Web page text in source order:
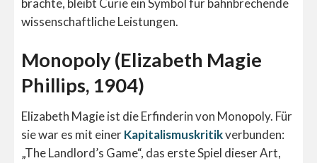
brachte, bleibt Curie ein Symbol für bahnbrechende
wissenschaftliche Leistungen.
Monopoly (Elizabeth Magie
Phillips, 1904)
Elizabeth Magie ist die Erfinderin von Monopoly. Für
sie war es mit einerKapitalismuskritikverbunden:
„The Landlord’s Game“, das erste Spiel dieser Art,